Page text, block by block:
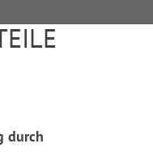
durch